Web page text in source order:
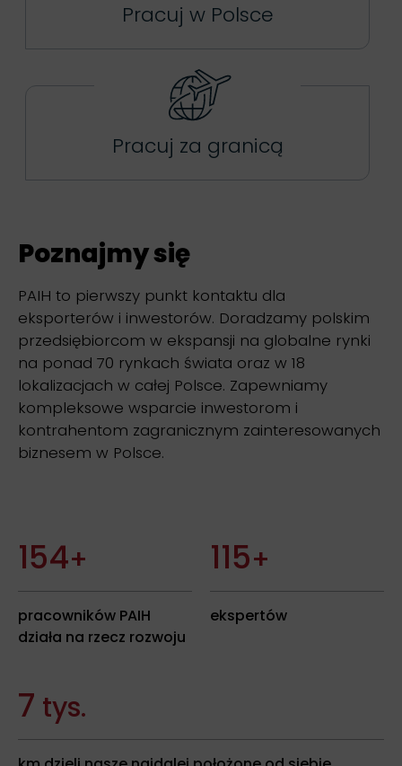
Pracuj w Polsce
Pracuj za granicą
Poznajmy się
PAIH to pierwszy punkt kontaktu dla
eksporterów i inwestorów. Doradzamy polskim
przedsiębiorcom w ekspansji na globalne rynki
na ponad 70 rynkach świata oraz w 18
lokalizacjach w całej Polsce. Zapewniamy
kompleksowe wsparcie inwestorom i
kontrahentom zagranicznym zainteresowanych
biznesem w Polsce.
213+
pracowników PAIH
działa na rzecz rozwoju
160+
ekspertów
9 tys.